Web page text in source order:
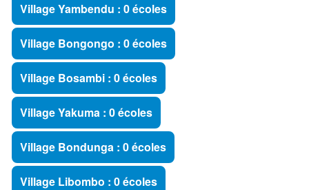
Village Yambendu : 0 écoles
Village Bongongo : 0 écoles
Village Bosambi : 0 écoles
Village Yakuma : 0 écoles
Village Bondunga : 0 écoles
Village Libombo : 0 écoles